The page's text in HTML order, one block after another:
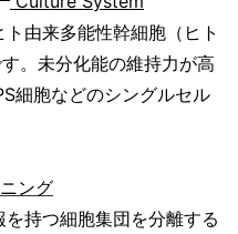
由来多能性幹細胞（ヒト
。未分化能の維持力が高
細胞などのシングルセル
ング
持つ細胞集団を分離する